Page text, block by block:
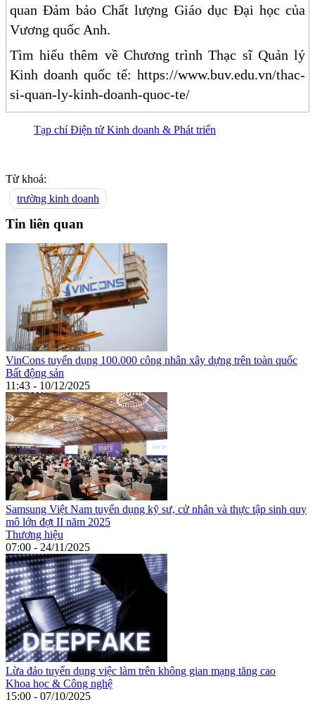
quan Đảm bảo Chất lượng Giáo dục Đại học của
Vương quốc Anh.
Tìm hiểu thêm về Chương trình Thạc sĩ Quản lý
Kinh doanh quốc tế: https://www.buv.edu.vn/thac-
si-quan-ly-kinh-doanh-quoc-te/
Tạp chí Điện tử Kinh doanh & Phát triển
Từ khoá:
trường kinh doanh
Tin liên quan
VinCons tuyển dụng 100.000 công nhân xây dựng trên toàn quốc
Bất động sản
11:43 - 10/12/2025
Samsung Việt Nam tuyển dụng kỹ sư, cử nhân và thực tập sinh quy
mô lớn đợt II năm 2025
Thương hiệu
07:00 - 24/11/2025
Lừa đảo tuyển dụng việc làm trên không gian mạng tăng cao
Khoa học & Công nghệ
15:00 - 07/10/2025